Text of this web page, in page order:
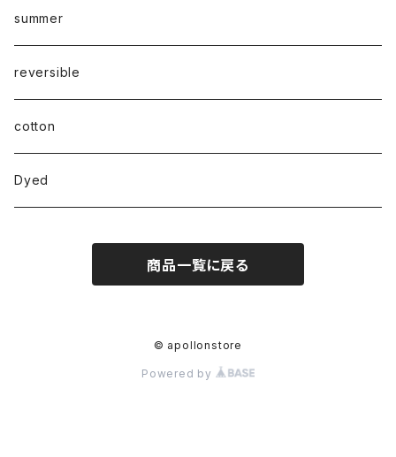
summer
reversible
cotton
Dyed
商品一覧に戻る
© apollonstore
Powered by